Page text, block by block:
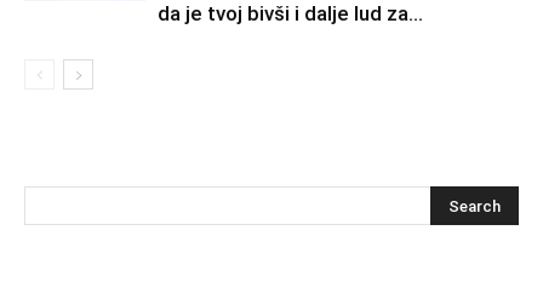
da je tvoj bivši i dalje lud za...